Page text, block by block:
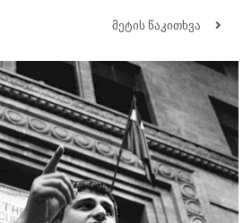
მეტის წაკითხვა